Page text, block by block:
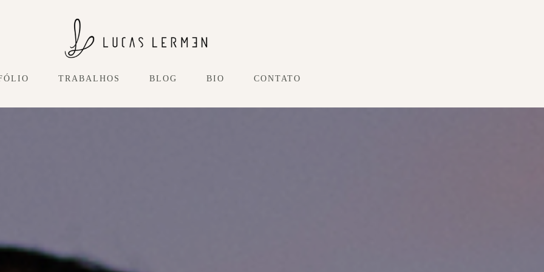
TRABALHOS BLOG BIO CONTATO